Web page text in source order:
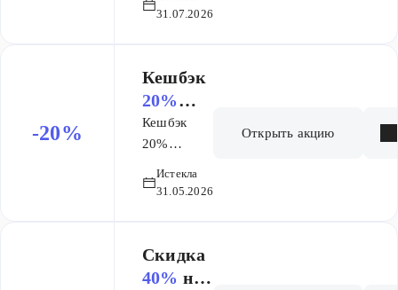
Солгар
товаров
31.07.2026
-20%
Кешбэк
20%
бонусну
ю карту
при
покупке
Кешбэк
20%
карту при
Истекла
31.05.2026
Открыть акцию
Скидка
40% на